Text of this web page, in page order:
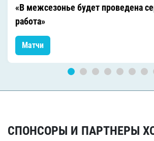
«В межсезонье будет проведена
работа»
Матчи
СПОНСОРЫ И ПАРТНЕРЫ